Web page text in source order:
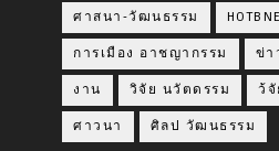
ศาสนา-วัฒนธรรม
การเมือง อาชญากรรม ข่า
งาน วิจัย นวัตดรรม ว้
ศาวนา ศิลป วัฒนธรรม